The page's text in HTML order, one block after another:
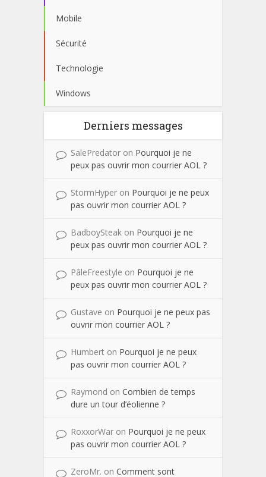
Mobile
Sécurité
Technologie
Windows
Derniers messages
SalePredator on Pourquoi je ne
peux pas ouvrir mon courrier AOL ?
StormHyper on Pourquoi je ne peux
pas ouvrir mon courrier AOL ?
BadboySteak on Pourquoi je ne
peux pas ouvrir mon courrier AOL ?
PâleFreestyle on Pourquoi je ne
peux pas ouvrir mon courrier AOL ?
Gustave on Pourquoi je ne peux pas
ouvrir mon courrier AOL ?
Humbert on Pourquoi je ne peux
pas ouvrir mon courrier AOL ?
Raymond on Combien de temps
dure un tour d’éolienne ?
RoxxorWar on Pourquoi je ne peux
pas ouvrir mon courrier AOL ?
ZeroMr. on Comment sont